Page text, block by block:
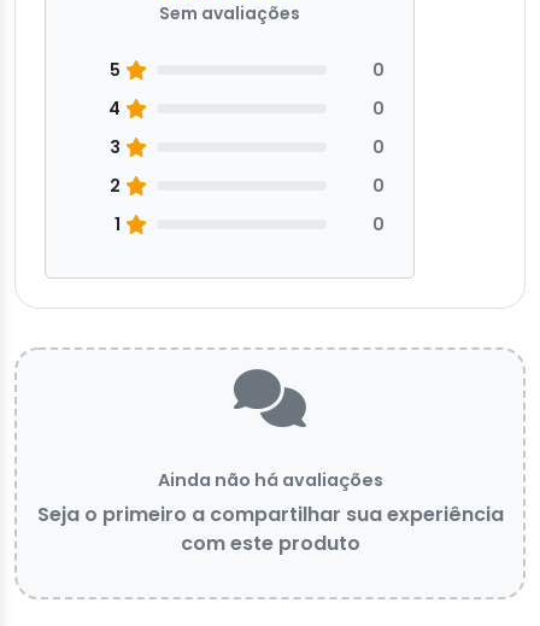
Sem avaliações
5
0
4
0
3
0
2
0
1
0
Ainda não há avaliações
Seja o primeiro a compartilhar sua experiência
com este produto